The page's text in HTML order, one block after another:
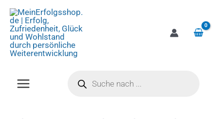
Zum
Inhalt
springen
search